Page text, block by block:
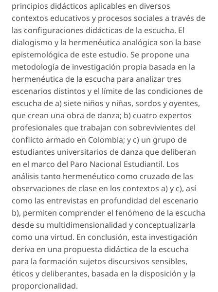
principios didácticos aplicables en diversos
contextos educativos y procesos sociales a través de
las configuraciones didácticas de la escucha. El
dialogismo y la hermenéutica analógica son la base
epistemológica de este estudio. Se propone una
metodología de investigación propia basada en la
hermenéutica de la escucha para analizar tres
escenarios distintos y el límite de las condiciones de
escucha de a) siete niños y niñas, sordos y oyentes,
que crean una obra de danza; b) cuatro expertos
profesionales que trabajan con sobrevivientes del
conflicto armado en Colombia; y c) un grupo de
estudiantes universitarios de danza que deliberan
en el marco del Paro Nacional Estudiantil. Los
análisis tanto hermenéutico como cruzado de las
observaciones de clase en los contextos a) y c), así
como las entrevistas en profundidad del escenario
b), permiten comprender el fenómeno de la escucha
desde su multidimensionalidad y conceptualizarla
como una virtud. En conclusión, esta investigación
deriva en una propuesta didáctica de la escucha
para la formación sujetos discursivos sensibles,
éticos y deliberantes, basada en la disposición y la
proporcionalidad.